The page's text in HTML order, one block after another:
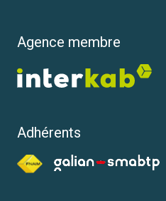
Agence membre
Adhérents